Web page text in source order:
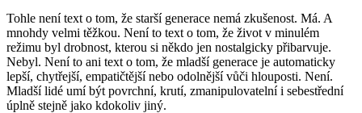
Tohle není text o tom, že starší generace nemá zkušenost. Má. A
mnohdy velmi těžkou. Není to text o tom, že život v minulém
režimu byl drobnost, kterou si někdo jen nostalgicky přibarvuje.
Nebyl. Není to ani text o tom, že mladší generace je automaticky
lepší, chytřejší, empatičtější nebo odolnější vůči hlouposti. Není.
Mladší lidé umí být povrchní, krutí, zmanipulovatelní i sebestřední
úplně stejně jako kdokoliv jiný.